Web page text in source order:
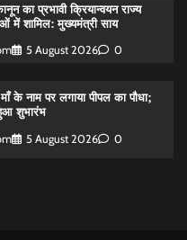
का प्रभावी क्रियान्वयन राज्य
में शामिल: मुख्यमंत्री साय
5 August 2026 0
के नाम पर लगाया पीपल का पौधा;
शुभारंभ
5 August 2026 0